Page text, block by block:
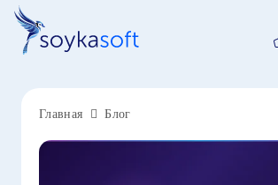
Главная Блог